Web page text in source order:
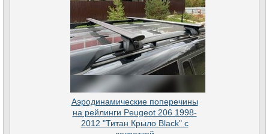
Аэродинамические поперечины
на рейлинги Peugeot 206 1998-
2012 "Титан Крыло Black" с